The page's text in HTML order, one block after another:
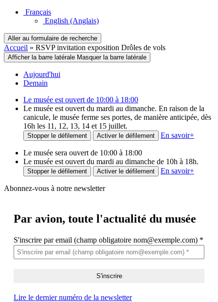
Français
English (Anglais)
Aller au formulaire de recherche
Accueil » RSVP invitation exposition Drôles de vols
Afficher la barre latérale Masquer la barre latérale
Aujourd'hui
Demain
Le musée est ouvert de 10:00 à 18:00
Le musée est ouvert du mardi au dimanche. En raison de la
canicule, le musée ferme ses portes, de manière anticipée, dès
16h les 11, 12, 13, 14 et 15 juillet.
Stopper le défilement Activer le défilement En savoir+
Le musée sera ouvert de 10:00 à 18:00
Le musée est ouvert du mardi au dimanche de 10h à 18h.
Stopper le défilement Activer le défilement En savoir+
Abonnez-vous à notre newsletter
Par avion, toute l'actualité du musée
S'inscrire par email (champ obligatoire nom@exemple.com) *
Lire le dernier numéro de la newsletter